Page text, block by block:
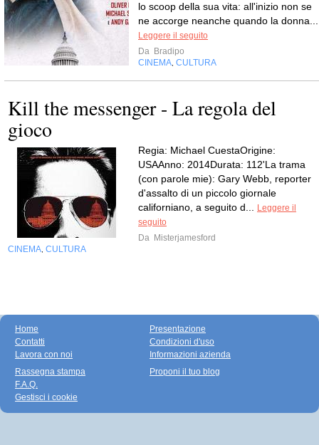
lo scoop della sua vita: all'inizio non se
ne accorge neanche quando la donna...
Leggere il seguito
Da Bradipo
CINEMA, CULTURA
Kill the messenger - La regola del
gioco
Regia: Michael CuestaOrigine:
USAAnno: 2014Durata: 112'La trama
(con parole mie): Gary Webb, reporter
d'assalto di un piccolo giornale
californiano, a seguito d... Leggere il
seguito
Da Misterjamesford
CINEMA, CULTURA
Home
Contatti
Lavora con noi
Presentazione
Condizioni d'uso
Informazioni azienda
Rassegna stampa
F.A.Q.
Gestisci i cookie
Proponi il tuo blog